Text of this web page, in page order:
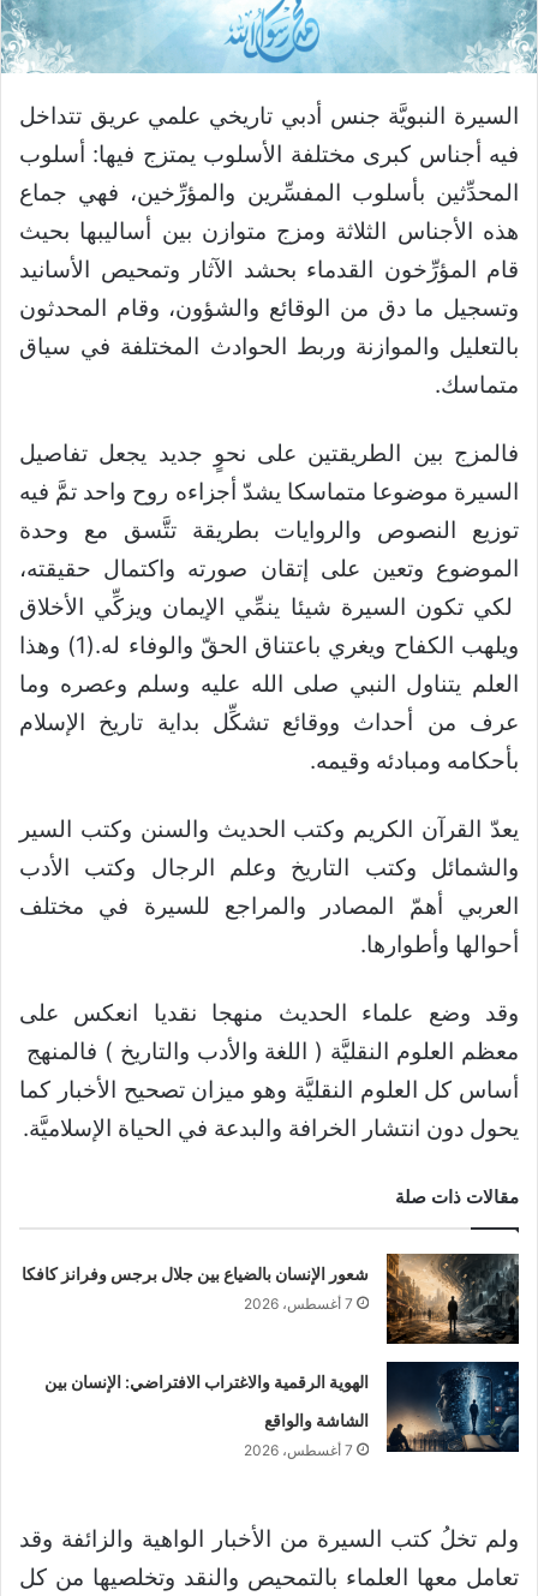
السيرة النبويَّة جنس أدبي تاريخي علمي عريق تتداخل
فيه أجناس كبرى مختلفة الأسلوب يمتزج فيها: أسلوب
المحدِّثين بأسلوب المفسِّرين والمؤرِّخين، فهي جماع
هذه الأجناس الثلاثة ومزج متوازن بين أساليبها بحيث
قام المؤرِّخون القدماء بحشد الآثار وتمحيص الأسانيد
وتسجيل ما دق من الوقائع والشؤون، وقام المحدثون
بالتعليل والموازنة وربط الحوادث المختلفة في سياق
متماسك.
فالمزج بين الطريقتين على نحوٍ جديد يجعل تفاصيل
السيرة موضوعا متماسكا يشدّ أجزاءه روح واحد تمَّ فيه
توزيع النصوص والروايات بطريقة تتَّسق مع وحدة
الموضوع وتعين على إتقان صورته واكتمال حقيقته،
لكي تكون السيرة شيئا ينمِّي الإيمان ويزكِّي الأخلاق
ويلهب الكفاح ويغري باعتناق الحقّ والوفاء له.(1) وهذا
العلم يتناول النبي صلى الله عليه وسلم وعصره وما
عرف من أحداث ووقائع تشكِّل بداية تاريخ الإسلام
بأحكامه ومبادئه وقيمه.
يعدّ القرآن الكريم وكتب الحديث والسنن وكتب السير
والشمائل وكتب التاريخ وعلم الرجال وكتب الأدب
العربي أهمّ المصادر والمراجع للسيرة في مختلف
أحوالها وأطوارها.
وقد وضع علماء الحديث منهجا نقديا انعكس على
معظم العلوم النقليَّة ( اللغة والأدب والتاريخ ) فالمنهج
أساس كل العلوم النقليَّة وهو ميزان تصحيح الأخبار كما
يحول دون انتشار الخرافة والبدعة في الحياة الإسلاميَّة.
مقالات ذات صلة
شعور الإنسان بالضياع بين جلال برجس وفرانز كافكا
7 أغسطس، 2026
الهوية الرقمية والاغتراب الافتراضي: الإنسان بين
الشاشة والواقع
7 أغسطس، 2026
ولم تخلُ كتب السيرة من الأخبار الواهية والزائفة وقد
تعامل معها العلماء بالتمحيص والنقد وتخلصيها من كل